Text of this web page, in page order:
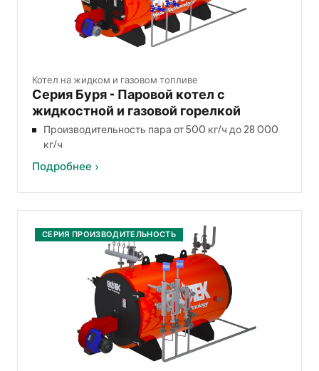
Котел на жидком и газовом топливе
Серия Буря - Паровой котел с
жидкостной и газовой горелкой
Производительность пара от 500 кг/ч до 28 000
кг/ч
Подробнее ›
СЕРИЯ ПРОИЗВОДИТЕЛЬНОСТЬ